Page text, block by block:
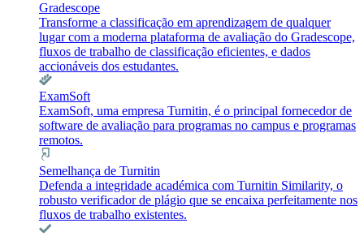
Gradescope
Transforme a classificação em aprendizagem de qualquer
lugar com a moderna plataforma de avaliação do Gradescope,
fluxos de trabalho de classificação eficientes, e dados
accionáveis dos estudantes.
ExamSoft
ExamSoft, uma empresa Turnitin, é o principal fornecedor de
software de avaliação para programas no campus e programas
remotos.
Semelhança de Turnitin
Defenda a integridade académica com Turnitin Similarity, o
robusto verificador de plágio que se encaixa perfeitamente nos
fluxos de trabalho existentes.